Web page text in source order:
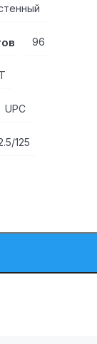
96
UPC
125